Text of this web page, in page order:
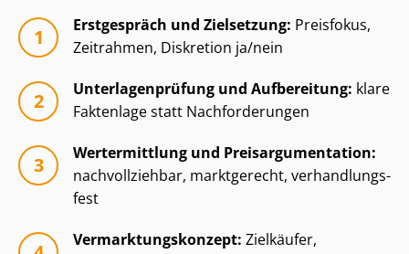
Erstgespräch und Zielsetzung: Preisfokus,
Zeitrahmen, Diskretion ja/nein
Un­ter­la­gen­prü­fung und Aufbereitung: klare
Faktenlage statt Nachforderungen
Wertermittlung und Preisar­gu­men­ta­ti­on:
nachvollziehbar, marktgerecht, ver­hand­lungs­
fest
Ver­mark­tungs­kon­zept: Zielkäufer,